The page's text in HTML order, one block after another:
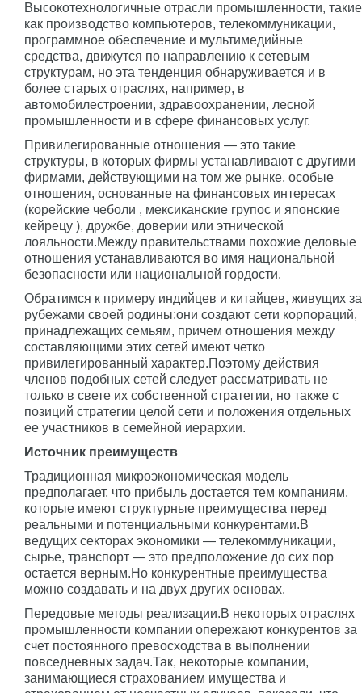
Высокотехнологичные отрасли промышленности, такие
как производство компьютеров, телекоммуникации,
программное обеспечение и мультимедийные
средства, движутся по направлению к сетевым
структурам, но эта тенденция обнаруживается и в
более старых отраслях, например, в
автомобилестроении, здравоохранении, лесной
промышленности и в сфере финансовых услуг.
Привилегированные отношения — это такие
структуры, в которых фирмы устанавливают с другими
фирмами, действующими на том же рынке, особые
отношения, основанные на финансовых интересах
(корейские чеболи , мексиканские групос и японские
кейрецу ), дружбе, доверии или этнической
лояльности.Между правительствами похожие деловые
отношения устанавливаются во имя национальной
безопасности или национальной гордости.
Обратимся к примеру индийцев и китайцев, живущих за
рубежами своей родины:они создают сети корпораций,
принадлежащих семьям, причем отношения между
составляющими этих сетей имеют четко
привилегированный характер.Поэтому действия
членов подобных сетей следует рассматривать не
только в свете их собственной стратегии, но также с
позиций стратегии целой сети и положения отдельных
ее участников в семейной иерархии.
Источник преимуществ
Традиционная микроэкономическая модель
предполагает, что прибыль достается тем компаниям,
которые имеют структурные преимущества перед
реальными и потенциальными конкурентами.В
ведущих секторах экономики — телекоммуникации,
сырье, транспорт — это предположение до сих пор
остается верным.Но конкурентные преимущества
можно создавать и на двух других основах.
Передовые методы реализации.В некоторых отраслях
промышленности компании опережают конкурентов за
счет постоянного превосходства в выполнении
повседневных задач.Так, некоторые компании,
занимающиеся страхованием имущества и